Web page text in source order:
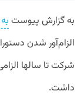
به گزارش پیوست
الزام‌آور شدن
شرکت تا سالها
داشت.